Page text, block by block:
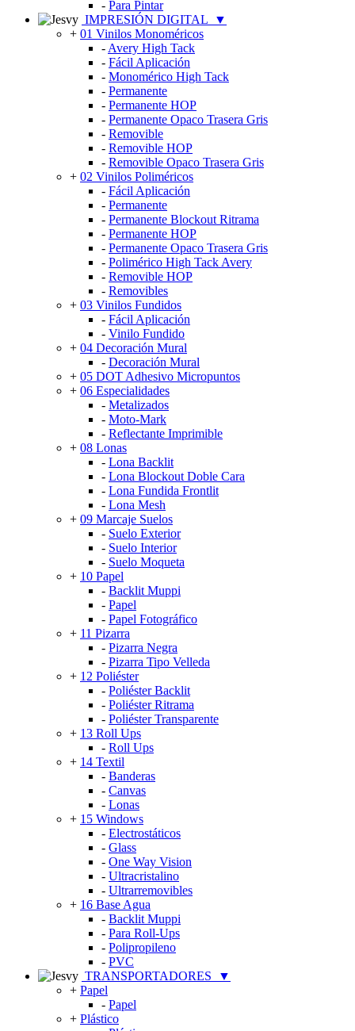
- Para Pintar
IMPRESIÓN DIGITAL
▼
+ 01 Vinilos Monoméricos
- Avery High Tack
- Fácil Aplicación
- Monomérico High Tack
- Permanente
- Permanente HOP
- Permanente Opaco Trasera Gris
- Removible
- Removible HOP
- Removible Opaco Trasera Gris
+ 02 Vinilos Poliméricos
- Fácil Aplicación
- Permanente
- Permanente Blockout Ritrama
- Permanente HOP
- Permanente Opaco Trasera Gris
- Polimérico High Tack Avery
- Removible HOP
- Removibles
+ 03 Vinilos Fundidos
- Fácil Aplicación
- Vinilo Fundido
+ 04 Decoración Mural
- Decoración Mural
+ 05 DOT Adhesivo Micropuntos
+ 06 Especialidades
- Metalizados
- Moto-Mark
- Reflectante Imprimible
+ 08 Lonas
- Lona Backlit
- Lona Blockout Doble Cara
- Lona Fundida Frontlit
- Lona Mesh
+ 09 Marcaje Suelos
- Suelo Exterior
- Suelo Interior
- Suelo Moqueta
+ 10 Papel
- Backlit Muppi
- Papel
- Papel Fotográfico
+ 11 Pizarra
- Pizarra Negra
- Pizarra Tipo Velleda
+ 12 Poliéster
- Poliéster Backlit
- Poliéster Ritrama
- Poliéster Transparente
+ 13 Roll Ups
- Roll Ups
+ 14 Textil
- Banderas
- Canvas
- Lonas
+ 15 Windows
- Electrostáticos
- Glass
- One Way Vision
- Ultracristalino
- Ultrarremovibles
+ 16 Base Agua
- Backlit Muppi
- Para Roll-Ups
- Polipropileno
- PVC
TRANSPORTADORES
▼
+ Papel
- Papel
+ Plástico